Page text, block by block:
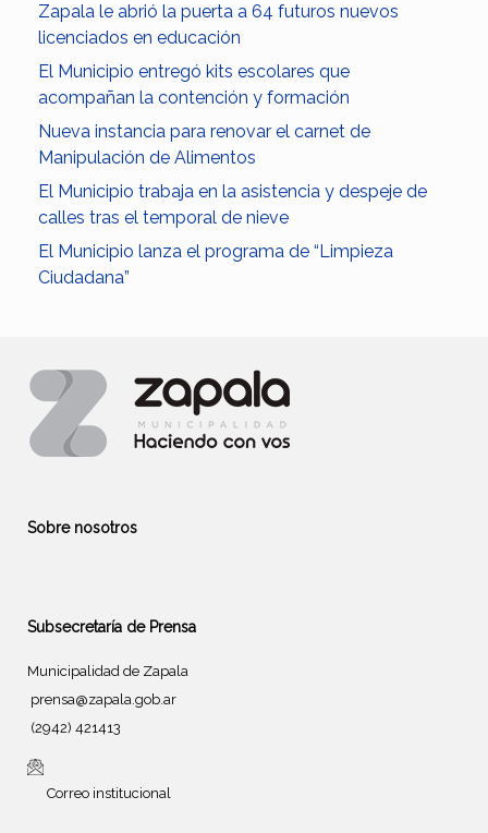
Zapala le abrió la puerta a 64 futuros nuevos
licenciados en educación
El Municipio entregó kits escolares que
acompañan la contención y formación
Nueva instancia para renovar el carnet de
Manipulación de Alimentos
El Municipio trabaja en la asistencia y despeje de
calles tras el temporal de nieve
El Municipio lanza el programa de “Limpieza
Ciudadana”
Sobre nosotros
Subsecretaría de Prensa
Municipalidad de Zapala
prensa@zapala.gob.ar
(2942) 421413
Correo institucional